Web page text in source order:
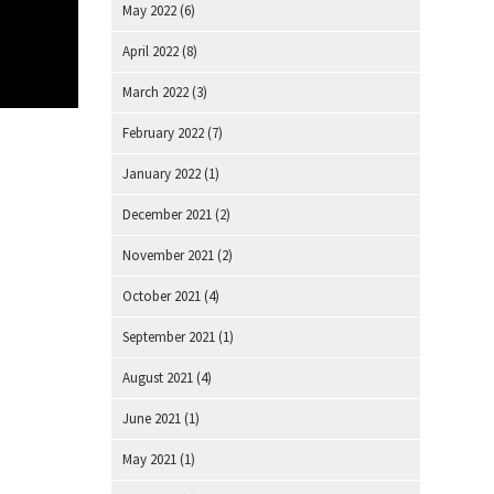
May 2022 (6)
April 2022 (8)
March 2022 (3)
February 2022 (7)
January 2022 (1)
December 2021 (2)
November 2021 (2)
October 2021 (4)
September 2021 (1)
August 2021 (4)
June 2021 (1)
May 2021 (1)